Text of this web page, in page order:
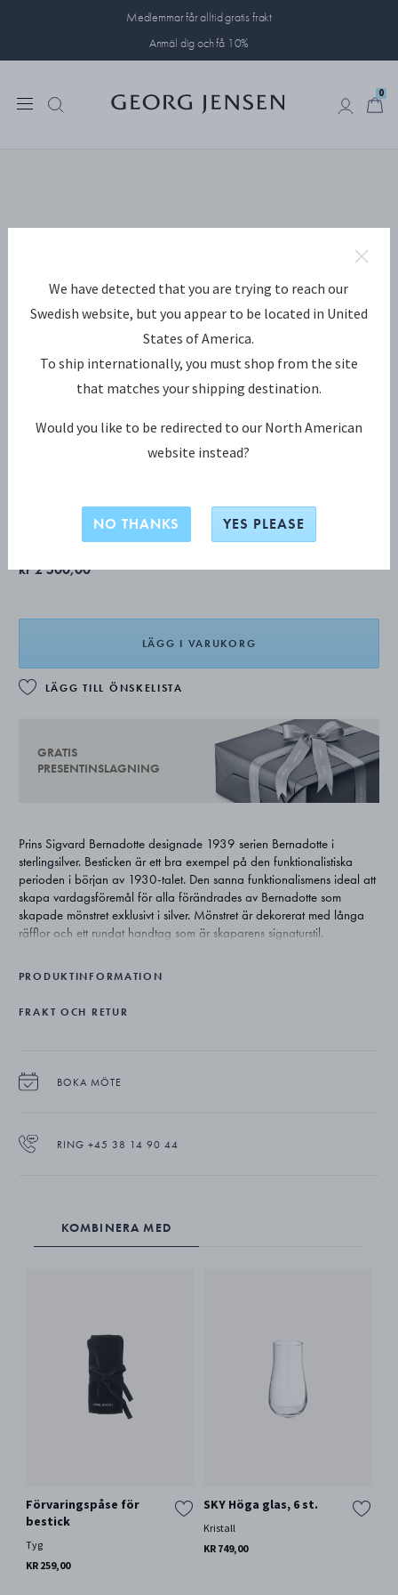
Medlemmar får alltid gratis frakt
Anmäl dig och få 10%
0
BERNADOTTE Tesked, liten
kr 2 500,00
LÄGG I VARUKORG
LÄGG TILL ÖNSKELISTA
GRATIS
PRESENTINSLAGNING
Prins Sigvard Bernadotte designade 1939 serien Bernadotte i
sterlingsilver. Besticken är ett bra exempel på den funktionalistiska
perioden i början av 1930-talet. Den sanna funktionalismens ideal att
skapa vardagsföremål för alla förändrades av Bernadotte som
skapade mönstret exklusivt i silver. Mönstret är dekorerat med långa
räfflor och ett rundat handtag som är skaparens signaturstil.
PRODUKTINFORMATION
FRAKT OCH RETUR
BOKA MÖTE
RING +45 38 14 90 44
KOMBINERA MED
Förvaringspåse för
bestick
Tyg
KR 259,00
SKY Höga glas, 6 st.
Kristall
KR 749,00
We have detected that you are trying to reach our
Swedish website, but you appear to be located in United
States of America.
To ship internationally, you must shop from the site
that matches your shipping destination.
Would you like to be redirected to our North American
website instead?
NO THANKS YES PLEASE